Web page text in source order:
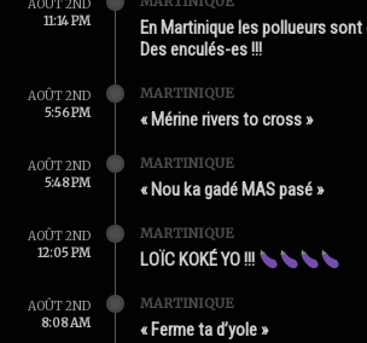
AOÛT 2ND
11:14 PM
En Martinique les pollueurs sont
Des enculés-es !!!
AOÛT 2ND
5:56 PM
MARTINIQUE
« Mérine rivers to cross »
AOÛT 2ND
5:48 PM
MARTINIQUE
« Nou ka gadé MAS pasé »
AOÛT 2ND
12:05 PM
MARTINIQUE
LOÏC KOKÉ YO !!!
AOÛT 2ND
8:08 AM
MARTINIQUE
« Ferme ta d’yole »